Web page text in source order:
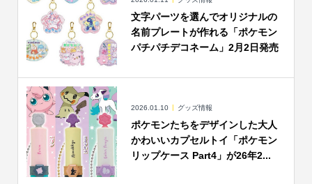
文字パーツを選んでオリジナルの
名前プレートが作れる「ポケモン
パチパチデコネーム」2月2日発売
2026.01.10 グッズ情報
ポケモンたちをデザインした大人
かわいいカプセルトイ「ポケモン
リップケース Part4」が26年2...